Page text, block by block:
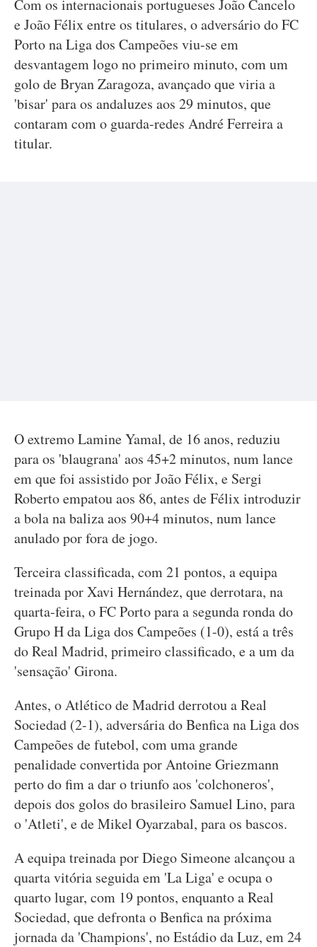
Com os internacionais portugueses João Cancelo
e João Félix entre os titulares, o adversário do FC
Porto na Liga dos Campeões viu-se em
desvantagem logo no primeiro minuto, com um
golo de Bryan Zaragoza, avançado que viria a
'bisar' para os andaluzes aos 29 minutos, que
contaram com o guarda-redes André Ferreira a
titular.
O extremo Lamine Yamal, de 16 anos, reduziu
para os 'blaugrana' aos 45+2 minutos, num lance
em que foi assistido por João Félix, e Sergi
Roberto empatou aos 86, antes de Félix introduzir
a bola na baliza aos 90+4 minutos, num lance
anulado por fora de jogo.
Terceira classificada, com 21 pontos, a equipa
treinada por Xavi Hernández, que derrotara, na
quarta-feira, o FC Porto para a segunda ronda do
Grupo H da Liga dos Campeões (1-0), está a três
do Real Madrid, primeiro classificado, e a um da
'sensação' Girona.
Antes, o Atlético de Madrid derrotou a Real
Sociedad (2-1), adversária do Benfica na Liga dos
Campeões de futebol, com uma grande
penalidade convertida por Antoine Griezmann
perto do fim a dar o triunfo aos 'colchoneros',
depois dos golos do brasileiro Samuel Lino, para
o 'Atleti', e de Mikel Oyarzabal, para os bascos.
A equipa treinada por Diego Simeone alcançou a
quarta vitória seguida em 'La Liga' e ocupa o
quarto lugar, com 19 pontos, enquanto a Real
Sociedad, que defronta o Benfica na próxima
jornada da 'Champions', no Estádio da Luz, em 24